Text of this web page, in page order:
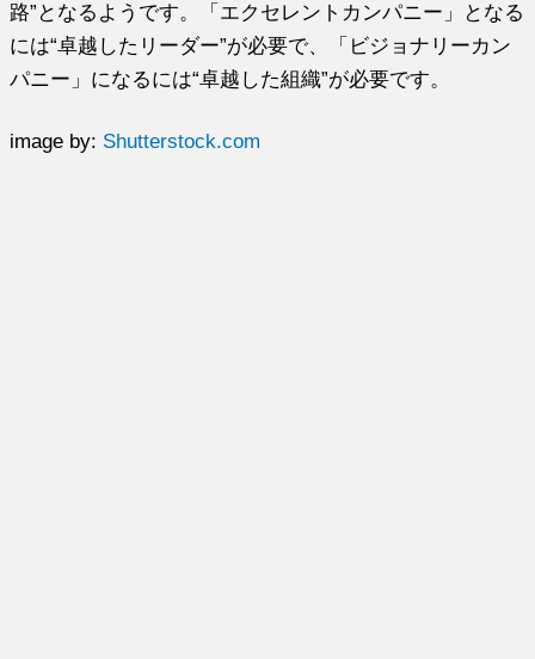
路”となるようです。「エクセレントカンパニー」となる
には“卓越したリーダー”が必要で、「ビジョナリーカン
パニー」になるには“卓越した組織”が必要です。
image by: Shutterstock.com